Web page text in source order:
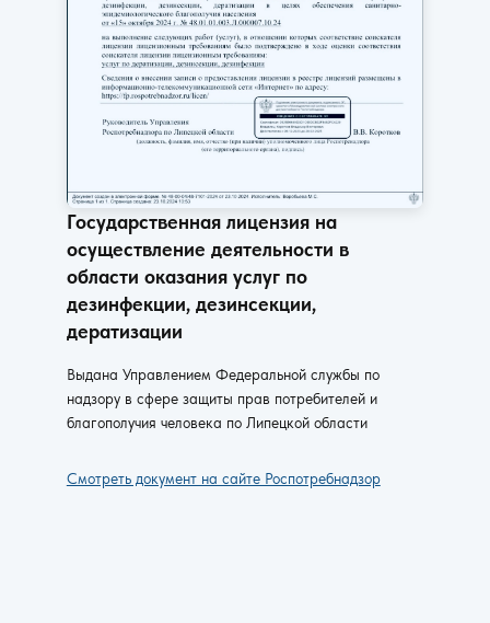
Государственная лицензия на
осуществление деятельности в
области оказания услуг по
дезинфекции, дезинсекции,
дератизации
Выдана Управлением Федеральной службы по
надзору в сфере защиты прав потребителей и
благополучия человека по Липецкой области
Смотреть документ на сайте Роспотребнадзор